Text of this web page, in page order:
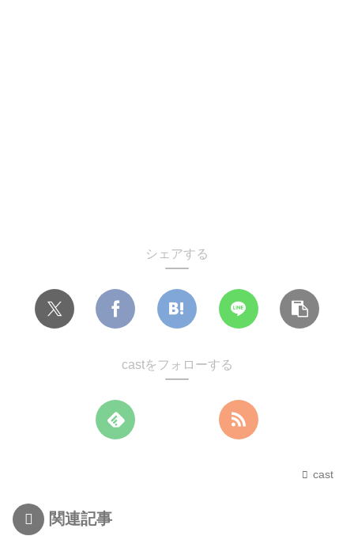
シェアする
castをフォローする
cast
関連記事